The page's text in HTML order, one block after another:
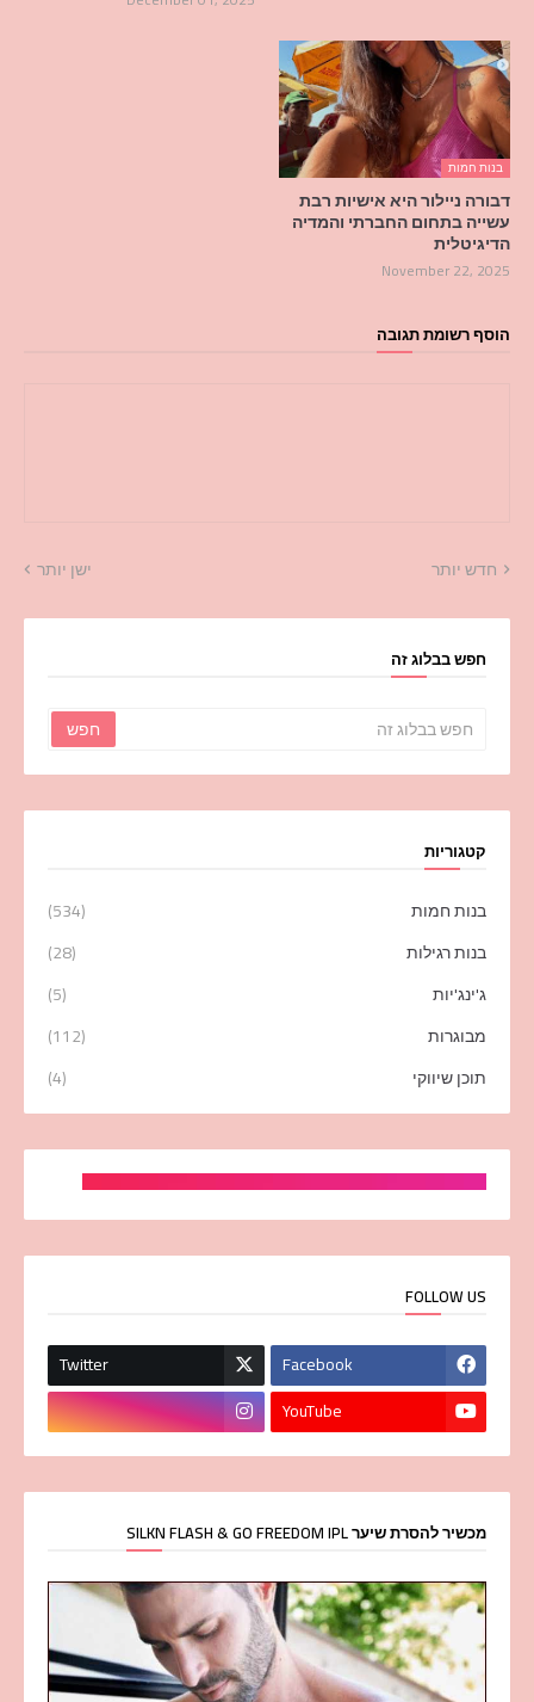
בנות חמות
דבורה ניילור היא אישיות רבת
עשייה בתחום החברתי והמדיה
הדיגיטלית
November 22, 2025
הוסף רשומת תגובה
חדש יותר ישן יותר
חפש בבלוג זה
קטגוריות
בנות חמות
(534)
בנות רגילות
(28)
ג'ינג'יות
(5)
מבוגרות
(112)
תוכן שיווקי
(4)
FOLLOW US
Facebook
Twitter
YouTube
מכשיר להסרת שיער SILKN FLASH & GO FREEDOM IPL